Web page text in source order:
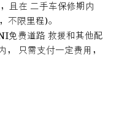
且在 二手车保修期内
不限里程)。
免费道路 救援和其他配
只需支付一定费用，